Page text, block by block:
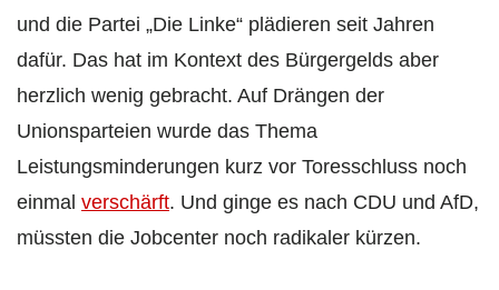
und die Partei „Die Linke“ plädieren seit Jahren
dafür. Das hat im Kontext des Bürgergelds aber
herzlich wenig gebracht. Auf Drängen der
Unionsparteien wurde das Thema
Leistungsminderungen kurz vor Toresschluss noch
einmal verschärft. Und ginge es nach CDU und AfD,
müssten die Jobcenter noch radikaler kürzen.